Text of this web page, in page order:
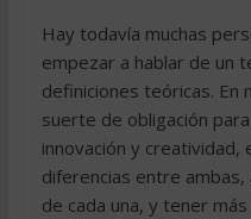
Hay todavía muchas
empezar a hablar de un
definiciones teóricas. En
suerte de obligación
innovación y creatividad,
diferencias entre
de cada una, y tener